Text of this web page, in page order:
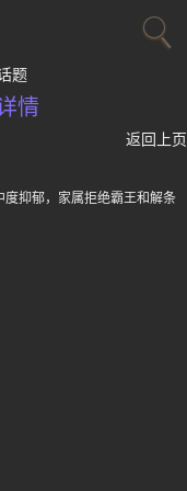
题
情
返回上页
抑郁，家属拒绝霸王和解条